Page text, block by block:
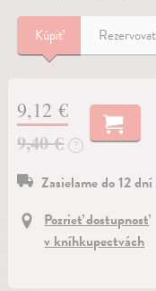
Kúpiť
9,12 €
9,40 €
?
Zasielame do 12 dní
Pozrieť dostupnosť
v kníhkupectvách